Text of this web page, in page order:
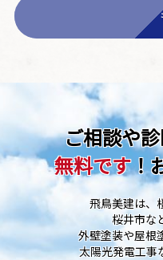
ご相談や
無料です！
飛鳥美建は、
桜井市な
外壁塗装や屋根
太陽光発電工事